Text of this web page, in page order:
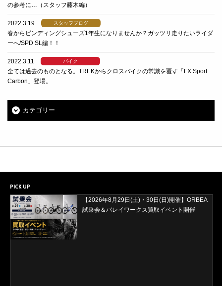
の参考に…（スタッフ藤木編）
2022.3.19 スタッフブログ
春からビンディングシューズ1年生になりませんか？ガッツリ走りたいライダ
ーへ/SPD SL編！！
2022.3.11 バイク
全ては過去のものとなる。TREKからクロスバイクの常識を覆す「FX Sport
Carbon」登場。
カテゴリー
PICK UP
【2026年8月29日(土)・30日(日)開催】ORBEA
試乗会＆バレイワークス買取イベント開催